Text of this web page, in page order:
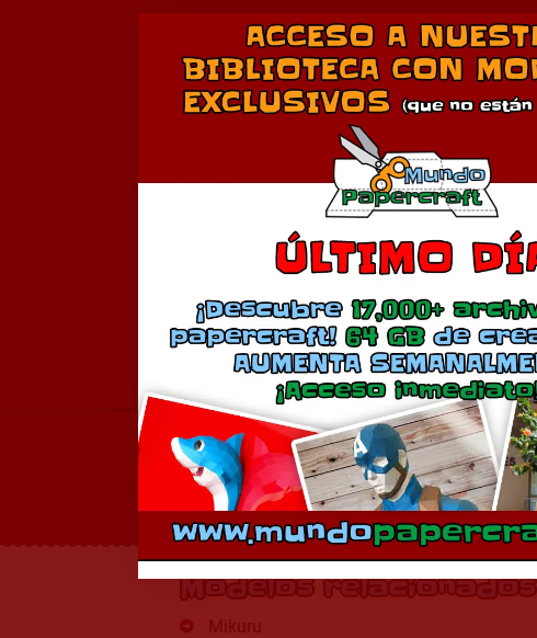
Modelos relacionados
Mikuru